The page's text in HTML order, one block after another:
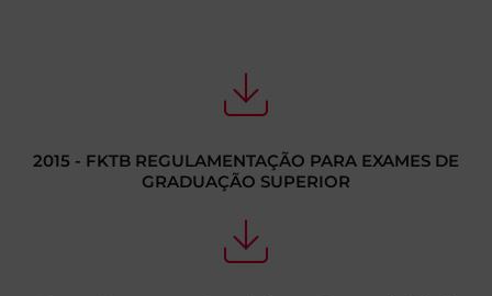
2015 - FKTB REGULAMENTAÇÃO PARA EXAMES DE
GRADUAÇÃO SUPERIOR